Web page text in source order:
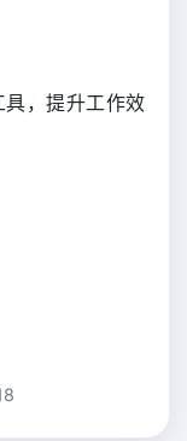
，提升工作效